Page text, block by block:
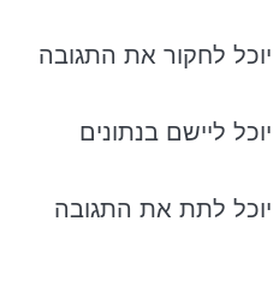
לחקור את התגובה
ליישם בנתונים
לתת את התגובה